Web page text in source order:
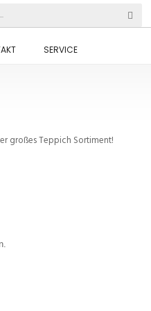
SERVICE
großes Teppich Sortiment!